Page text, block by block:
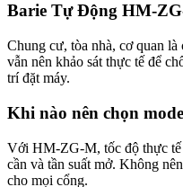
Barie Tự Động HM-
Chung cư, tòa nhà, cơ quan
vẫn nên khảo sát thực tế để
trí đặt máy.
Khi nào nên chọn
Với HM-ZG-M, tốc độ thực tế
cần và tần suất mở. Không
cho mọi cổng.